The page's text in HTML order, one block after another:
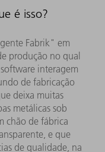
é isso?
Fabrik" em
produção no qual
interagem
de fabricação
deixa muitas
metálicas sob
chão de fábrica
e que
de qualidade, na